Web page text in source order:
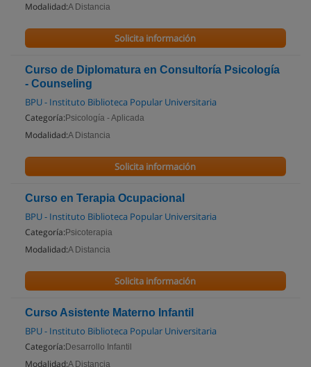
Modalidad:A Distancia
Solicita información
Curso de Diplomatura en Consultoría Psicología
- Counseling
BPU - Instituto Biblioteca Popular Universitaria
Categoría: Psicología - Aplicada
Modalidad:A Distancia
Solicita información
Curso en Terapia Ocupacional
BPU - Instituto Biblioteca Popular Universitaria
Categoría: Psicoterapia
Modalidad:A Distancia
Solicita información
Curso Asistente Materno Infantil
BPU - Instituto Biblioteca Popular Universitaria
Categoría: Desarrollo Infantil
Modalidad:A Distancia